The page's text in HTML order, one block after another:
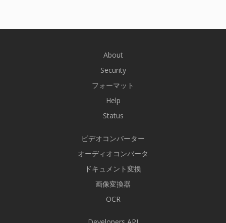
About
Security
フォーマット
Help
Status
ビデオコンバーター
オーディオコンバータ
ドキュメント変換
画像変換器
OCR